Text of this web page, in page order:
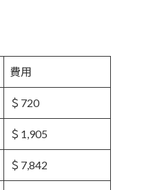
費用
＄720
＄1,905
＄7,842